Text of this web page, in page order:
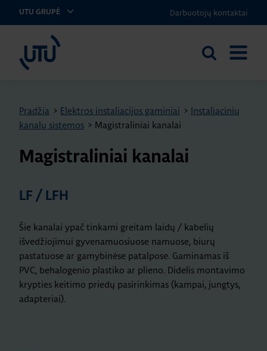
UTU GRUPĖ Darbuotojų kontaktai
UTU Lithuania
Ieškoti
Pradžia > Elektros instaliacijos gaminiai > Instaliacinių
kanalų sistemos > Magistraliniai kanalai
Magistraliniai kanalai
LF / LFH
Šie kanalai ypač tinkami greitam laidų / kabelių
išvedžiojimui gyvenamuosiuose namuose, biurų
pastatuose ar gamybinėse patalpose. Gaminamas iš
PVC, behalogenio plastiko ar plieno. Didelis montavimo
krypties keitimo priedų pasirinkimas (kampai, jungtys,
adapteriai).